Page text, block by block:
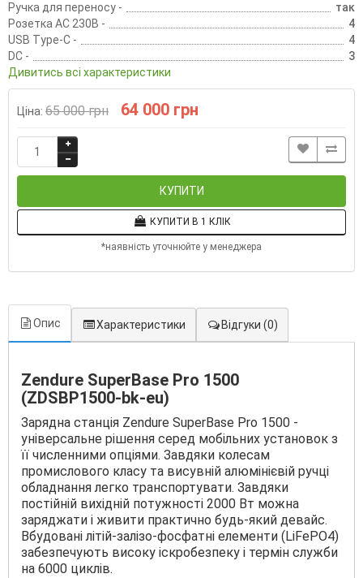
Ручка для переносу -
так
Розетка AC 230В -
4
USB Type-C -
4
DC -
3
Дивитись всі характеристики
Ціна: 65 000 грн 64 000 грн
КУПИТИ
КУПИТИ В 1 КЛІК
*наявність уточнюйте у менеджера
Опис Характеристики Відгуки (0)
Zendure SuperBase Pro 1500
(ZDSBP1500-bk-eu)
Зарядна станція Zendure SuperBase Pro 1500 -
універсальне рішення серед мобільних установок з
її численними опціями. Завдяки колесам
промислового класу та висувній алюмінієвій ручці
обладнання легко транспортувати. Завдяки
постійній вихідній потужності 2000 Вт можна
заряджати і живити практично будь-який девайс.
Вбудовані літій-залізо-фосфатні елементи (LiFePO4)
забезпечують високу іскробезпеку і термін служби
на 6000 циклів.